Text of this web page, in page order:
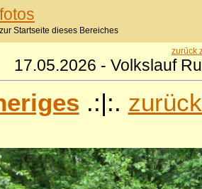
fotos
Startseite dieses Bereiches
zurück
17.05.2026 - Volkslauf
.:|:.